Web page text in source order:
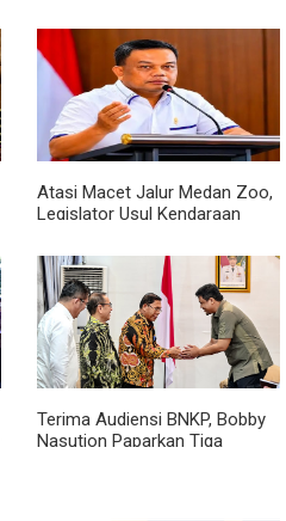
Acara
Atasi Macet Jalur Medan Zoo,
Legislator Usul Kendaraan
Royal Sumatera
Terima Audiensi BNKP, Bobby
Nasution Paparkan Tiga